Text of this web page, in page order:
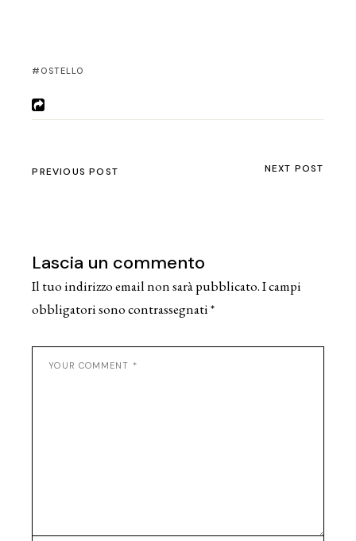
OSTELLO
PREVIOUS POST NEXT POST
Lascia un commento
Il tuo indirizzo email non sarà pubblicato.I campi
obbligatori sono contrassegnati*